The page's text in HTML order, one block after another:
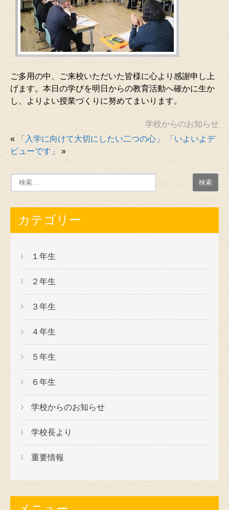
ご多用の中、ご来校いただいた皆様に心より感謝申し上
げます。本日の学びを明日からの教育活動へ確かに生か
し、よりよい授業づくりに努めてまいります。
学校からのお知らせ
«
「入学に向けて大切にしたい二つの心」
「いよいよデ
ビューです」
»
カテゴリー
１年生
２年生
３年生
４年生
５年生
６年生
学校からのお知らせ
学校長より
重要情報